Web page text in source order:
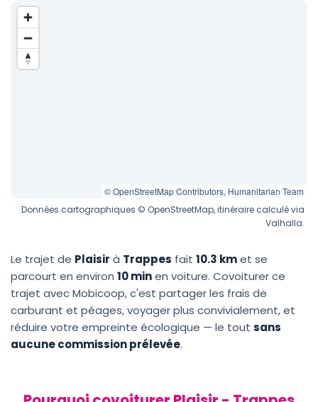
© OpenStreetMap Contributors, Humanitarian Team
Données cartographiques © OpenStreetMap, itinéraire calculé via
Valhalla.
Le trajet de Plaisir à Trappes fait 10.3 kmet se
parcourt en environ 10 minen voiture. Covoiturer ce
trajet avec Mobicoop, c'est partager les frais de
carburant et péages, voyager plus convivialement, et
réduire votre empreinte écologique — le tout sans
aucune commission prélevée.